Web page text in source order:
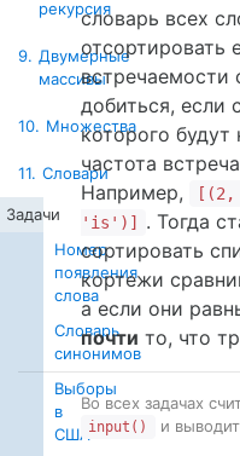
рекурсия
9. Двумерные
массивы
10. Множества
11. Словари
Задачи
Номер
появления
слова
Словарь
синонимов
Выборы
в
США
словарь всех
отсортировать
добиться, если
которого
частота
Например,
'is')]
. Тогда
сортировать
кортежи
а если они
почти то, что
Во всех задачах
input() и